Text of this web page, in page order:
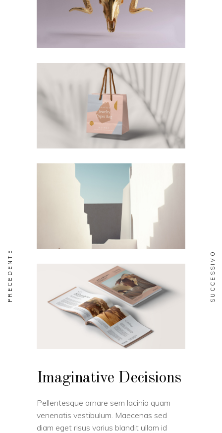
Imaginative Decisions
Pellentesque ornare sem lacinia quam
venenatis vestibulum. Maecenas sed
diam eget risus varius blandit ullam id
PRECEDENTE SUCCESSIVO